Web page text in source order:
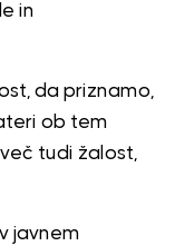
in
da priznamo,
ob tem
tudi žalost,
javnem